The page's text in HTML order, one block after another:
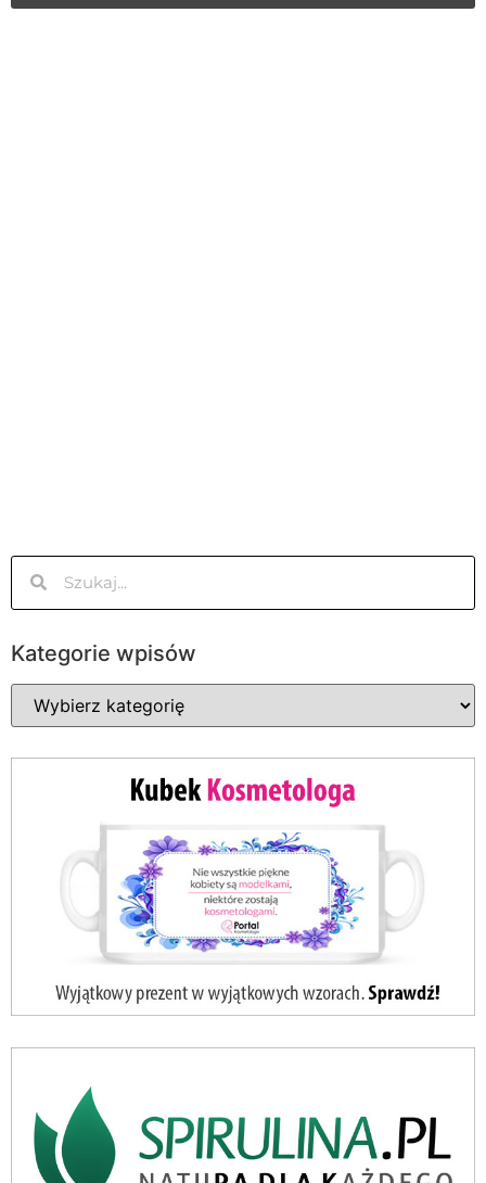
Kategorie wpisów